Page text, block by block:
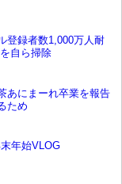
登録者数1,000万人耐
自ら掃除
あにまーれ卒業を報告
ため
年始VLOG